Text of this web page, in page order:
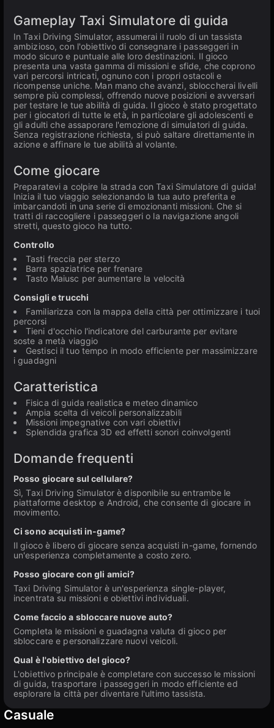
Gameplay Taxi Simulatore di guida
In Taxi Driving Simulator, assumerai il ruolo di un tassista
ambizioso, con l'obiettivo di consegnare i passeggeri in
modo sicuro e puntuale alle loro destinazioni. Il gioco
presenta una vasta gamma di missioni e sfide, che coprono
vari percorsi intricati, ognuno con i propri ostacoli e
ricompense uniche. Man mano che avanzi, sbloccherai livelli
sempre più complessi, offrendo nuove posizioni e avversari
per testare le tue abilità di guida. Il gioco è stato progettato
per i giocatori di tutte le età, in particolare gli adolescenti e
gli adulti che assaporare l'emozione di simulatori di guida.
Senza registrazione richiesta, si può saltare direttamente in
azione e affinare le tue abilità al volante.
Come giocare
Preparatevi a colpire la strada con Taxi Simulatore di guida!
Inizia il tuo viaggio selezionando la tua auto preferita e
imbarcandoti in una serie di emozionanti missioni. Che si
tratti di raccogliere i passeggeri o la navigazione angoli
stretti, questo gioco ha tutto.
Controllo
Tasti freccia per sterzo
Barra spaziatrice per frenare
Tasto Maiusc per aumentare la velocità
Consigli e trucchi
Familiarizza con la mappa della città per ottimizzare i tuoi
percorsi
Tieni d'occhio l'indicatore del carburante per evitare
soste a metà viaggio
Gestisci il tuo tempo in modo efficiente per massimizzare
i guadagni
Caratteristica
Fisica di guida realistica e meteo dinamico
Ampia scelta di veicoli personalizzabili
Missioni impegnative con vari obiettivi
Splendida grafica 3D ed effetti sonori coinvolgenti
Domande frequenti
Posso giocare sul cellulare?
Sì, Taxi Driving Simulator è disponibile su entrambe le
piattaforme desktop e Android, che consente di giocare in
movimento.
Ci sono acquisti in-game?
Il gioco è libero di giocare senza acquisti in-game, fornendo
un'esperienza completamente a costo zero.
Posso giocare con gli amici?
Taxi Driving Simulator è un'esperienza single-player,
incentrata su missioni e obiettivi individuali.
Come faccio a sbloccare nuove auto?
Completa le missioni e guadagna valuta di gioco per
sbloccare e personalizzare nuovi veicoli.
Qual è l'obiettivo del gioco?
L'obiettivo principale è completare con successo le missioni
di guida, trasportare i passeggeri in modo efficiente ed
esplorare la città per diventare l'ultimo tassista.
Casuale